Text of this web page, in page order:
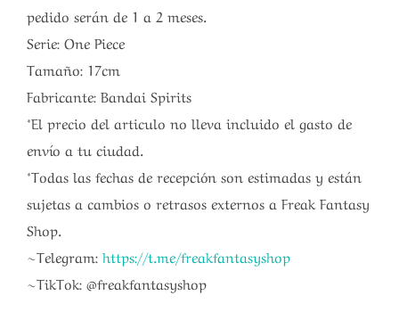
pedido serán de 1 a 2 meses.
Serie: One Piece
Tamaño: 17cm
Fabricante: Bandai Spirits
*El precio del articulo no lleva incluido el gasto de
envío a tu ciudad.
*Todas las fechas de recepción son estimadas y están
sujetas a cambios o retrasos externos a Freak Fantasy
Shop.
~Telegram: https://t.me/freakfantasyshop
~TikTok: @freakfantasyshop